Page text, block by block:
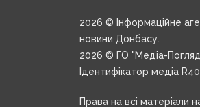
2026 © Інформаційне
новини Донбасу.
2026 © ГО "Медіа-
Ідентифікатор медіа
Права на всі матеріали